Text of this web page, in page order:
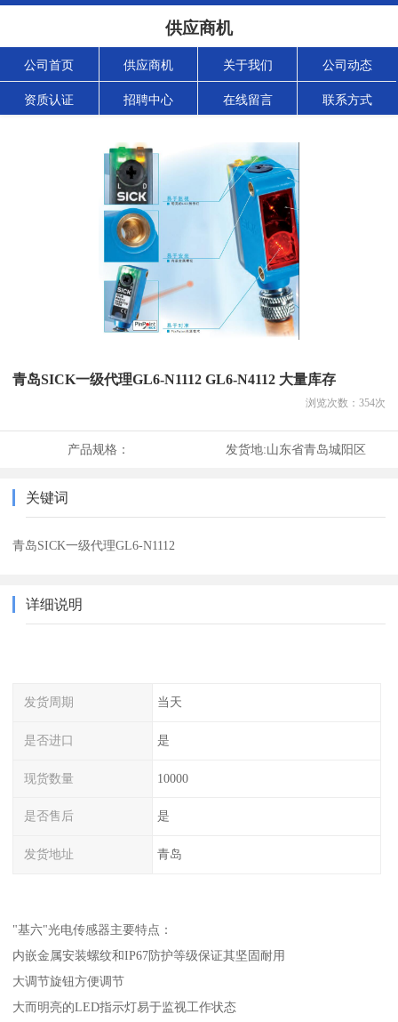
供应商机
公司首页 供应商机 关于我们 公司动态
资质认证 招聘中心 在线留言 联系方式
青岛SICK一级代理GL6-N1112 GL6-N4112 大量库存
浏览次数： 354次
产品规格： 发货地:山东省青岛城阳区
关键词
青岛SICK一级代理GL6-N1112
详细说明
发货周期 当天
是否进口 是
现货数量 10000
是否售后 是
发货地址 青岛
"基六"光电传感器主要特点：
内嵌金属安装螺纹和IP67防护等级保证其坚固耐用
大调节旋钮方便调节
大而明亮的LED指示灯易于监视工作状态